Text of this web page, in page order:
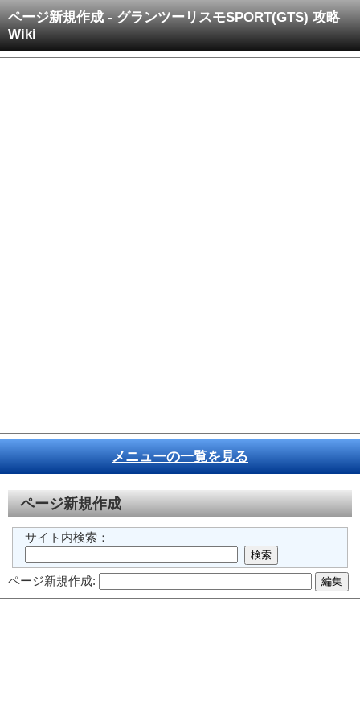
ページ新規作成 - グランツーリスモSPORT(GTS) 攻略
Wiki
メニューの一覧を見る
ページ新規作成
サイト内検索：
ページ新規作成: